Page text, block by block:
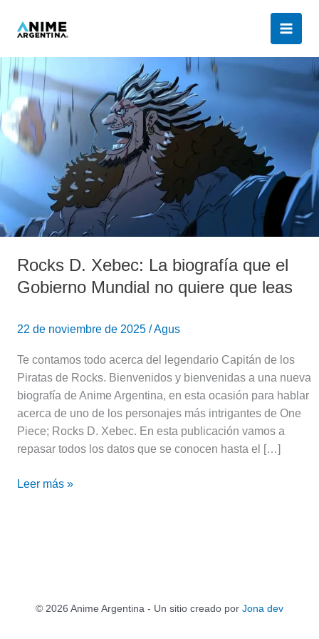
Rocks D. Xebec: La biografía que el
Gobierno Mundial no quiere que leas
22 de noviembre de 2025 /Agus
Te contamos todo acerca del legendario Capitán de los
Piratas de Rocks. Bienvenidos y bienvenidas a una nueva
biografía de Anime Argentina, en esta ocasión para hablar
acerca de uno de los personajes más intrigantes de One
Piece; Rocks D. Xebec. En esta publicación vamos a
repasar todos los datos que se conocen hasta el […]
Rocks
D.
Xebec:
La
biografía
que
Gobierno
Mundial
no
que
leas
Leer más »
© 2026 Anime Argentina - Un sitio creado por Jona dev